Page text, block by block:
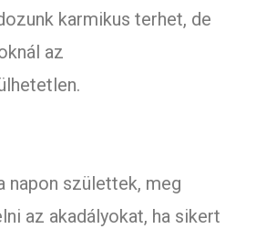
karmikus terhet, de
az
napon születtek, meg
az akadályokat, ha sikert